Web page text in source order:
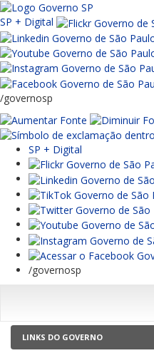
SP + Digital
/governosp
SP + Digital
/governosp